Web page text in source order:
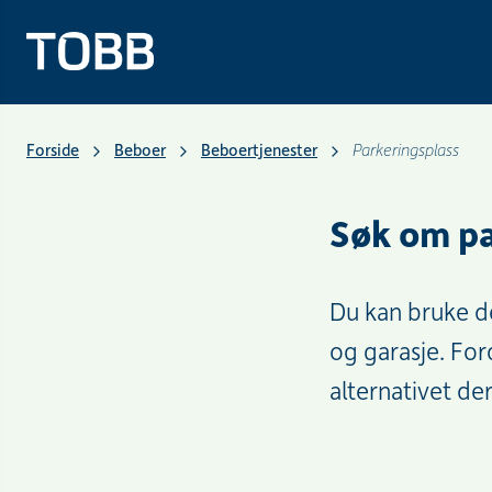
Forside Beboer Beboertjenester Parkeringsplass
Søk om
Du kan bruke
og garasje.
alternativet